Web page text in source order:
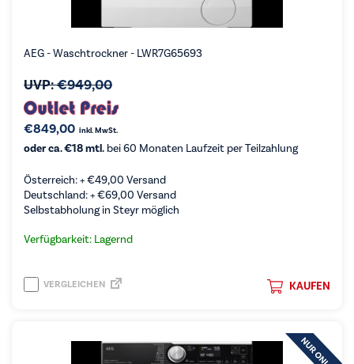
AEG - Waschtrockner - LWR7G65693
UVP:€949,00
€849,00 inkl. MwSt.
oder ca. €18 mtl. bei 60 Monaten Laufzeit per Teilzahlung
Österreich: +€49,00 Versand
Deutschland: +€69,00 Versand
Selbstabholung in Steyr möglich
Verfügbarkeit: Lagernd
KAUFEN
VERGLEICHEN